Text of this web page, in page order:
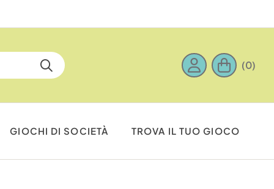
(0)
GIOCHI DI SOCIETÀ TROVA IL TUO GIOCO